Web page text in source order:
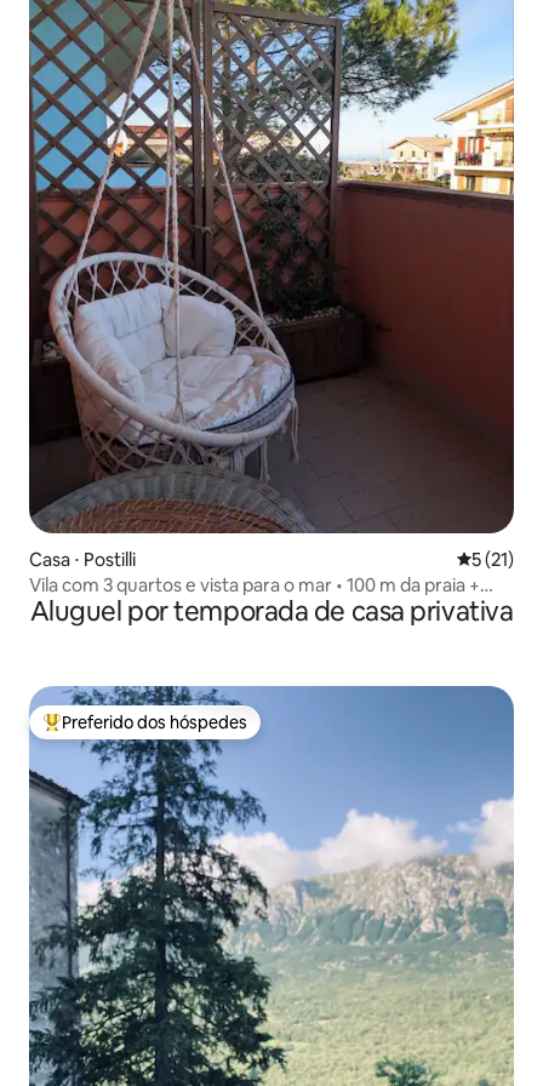
Casa ⋅ Postilli 5 de uma
5 (21)
Vila com 3 quartos e vista para o mar • 100 m da praia +
estacionamento
Aluguel por temporada de casa privativa
Entre os melhores preferidos dos hóspedes
Preferido dos hóspedes